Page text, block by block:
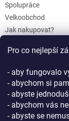
Pro co nejlepší
- aby fungovalo
- abychom si
- abyste
- abychom vás
- abyste se
Spolupráce
Velkoobchod
Jak nakupovat?
Reklamace a Vrácení
Podmínky ochrany